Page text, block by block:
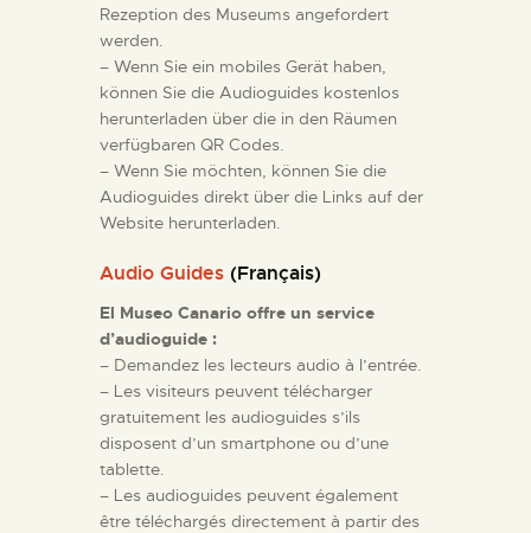
Rezeption des Museums angefordert
werden.
– Wenn Sie ein mobiles Gerät haben,
können Sie die Audioguides kostenlos
herunterladen über die in den Räumen
verfügbaren QR Codes.
– Wenn Sie möchten, können Sie die
Audioguides direkt über die Links auf der
Website herunterladen.
Audio Guides (Français)
El Museo Canario offre un service
d’audioguide :
– Demandez les lecteurs audio à l’entrée.
– Les visiteurs peuvent télécharger
gratuitement les audioguides s’ils
disposent d’un smartphone ou d’une
tablette.
– Les audioguides peuvent également
être téléchargés directement à partir des